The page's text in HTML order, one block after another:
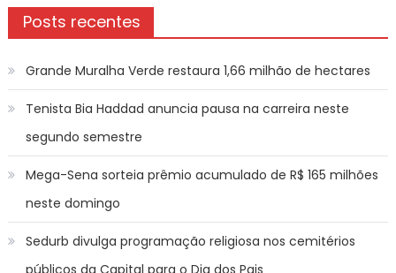
Posts recentes
Grande Muralha Verde restaura 1,66 milhão de hectares
Tenista Bia Haddad anuncia pausa na carreira neste
segundo semestre
Mega-Sena sorteia prêmio acumulado de R$ 165 milhões
neste domingo
Sedurb divulga programação religiosa nos cemitérios
públicos da Capital para o Dia dos Pais